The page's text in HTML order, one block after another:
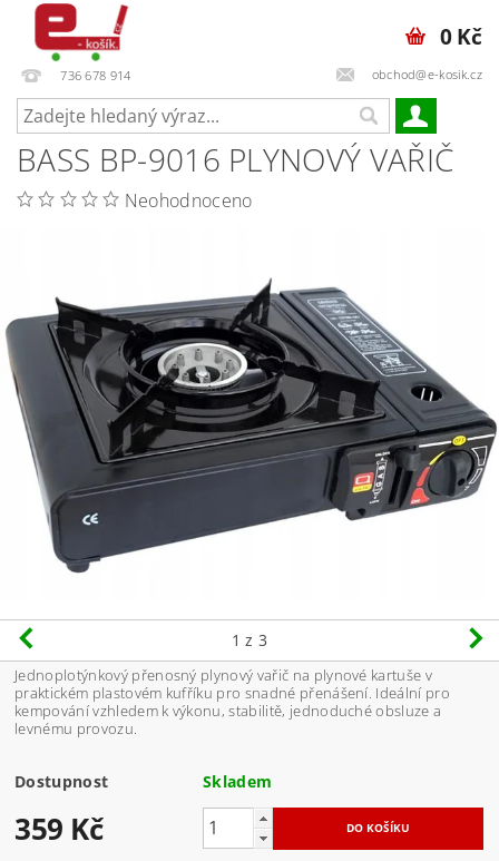
736 678 914 obchod@e-kosik.cz
0 Kč
BASS BP-9016 PLYNOVÝ VAŘIČ
Neohodnoceno
1 z 3
Jednoplotýnkový přenosný plynový vařič na plynové kartuše v
praktickém plastovém kufříku pro snadné přenášení. Ideální pro
kempování vzhledem k výkonu, stabilitě, jednoduché obsluze a
levnému provozu.
Dostupnost Skladem
359 Kč